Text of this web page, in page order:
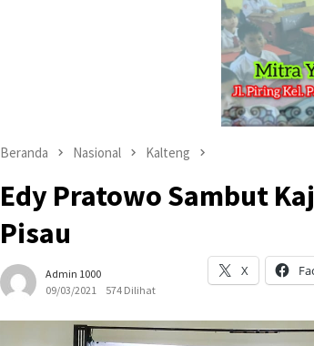
Beranda Nasional Kalteng
Edy Pratowo Sambut
Pisau
Admin 1000
09/03/2021
574 Dilihat
X